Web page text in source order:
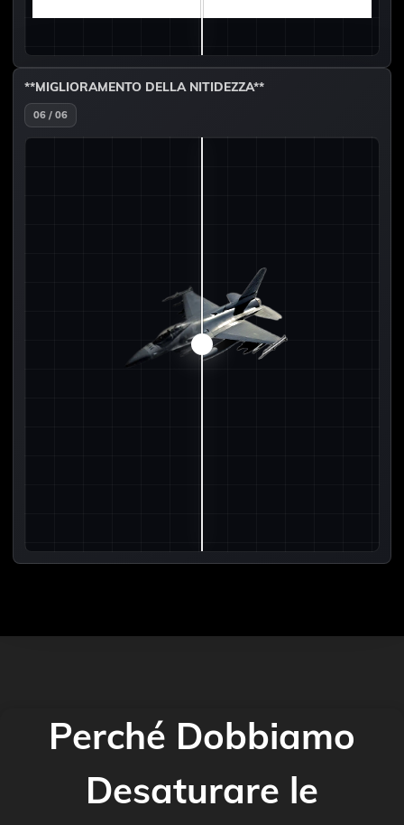
**MIGLIORAMENTO DELLA NITIDEZZA**
06 / 06
Perché Dobbiamo
Desaturare le